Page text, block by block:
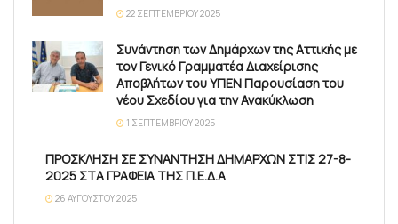
22 ΣΕΠΤΕΜΒΡΊΟΥ 2025
Συνάντηση των Δημάρχων της Αττικής με
τον Γενικό Γραμματέα Διαχείρισης
Αποβλήτων του ΥΠΕΝ Παρουσίαση του
νέου Σχεδίου για την Ανακύκλωση
1 ΣΕΠΤΕΜΒΡΊΟΥ 2025
ΠΡΟΣΚΛΗΣΗ ΣΕ ΣΥΝΑΝΤΗΣΗ ΔΗΜΑΡΧΩΝ ΣΤΙΣ 27-8-
2025 ΣΤΑ ΓΡΑΦΕΙΑ ΤΗΣ Π.Ε.Δ.Α
26 ΑΥΓΟΎΣΤΟΥ 2025